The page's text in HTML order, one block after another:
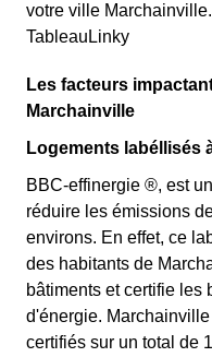
votre ville
TableauLinky
Les facteurs
Marchainville
Logements labéllisés
BBC-effinergie ®, est
réduire les émissions
environs. En effet, ce
des habitants de
bâtiments et certifie les
d'énergie.
certifiés sur un total de